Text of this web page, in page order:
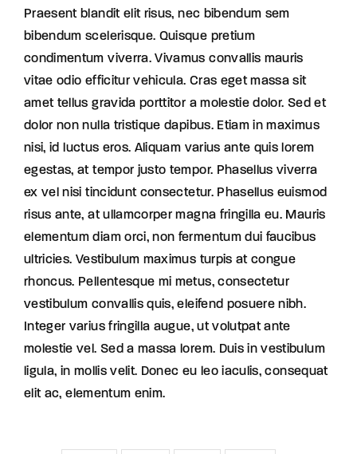
Praesent blandit elit risus, nec bibendum sem
bibendum scelerisque. Quisque pretium
condimentum viverra. Vivamus convallis mauris
vitae odio efficitur vehicula. Cras eget massa sit
amet tellus gravida porttitor a molestie dolor. Sed et
dolor non nulla tristique dapibus. Etiam in maximus
nisi, id luctus eros. Aliquam varius ante quis lorem
egestas, at tempor justo tempor. Phasellus viverra
ex vel nisi tincidunt consectetur. Phasellus euismod
risus ante, at ullamcorper magna fringilla eu. Mauris
elementum diam orci, non fermentum dui faucibus
ultricies. Vestibulum maximus turpis at congue
rhoncus. Pellentesque mi metus, consectetur
vestibulum convallis quis, eleifend posuere nibh.
Integer varius fringilla augue, ut volutpat ante
molestie vel. Sed a massa lorem. Duis in vestibulum
ligula, in mollis velit. Donec eu leo iaculis, consequat
elit ac, elementum enim.